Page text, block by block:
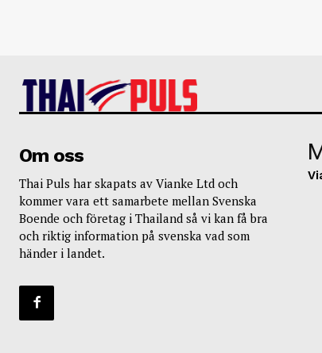
Om oss
Thai Puls har skapats av Vianke Ltd och
kommer vara ett samarbete mellan Svenska
Boende och företag i Thailand så vi kan få bra
och riktig information på svenska vad som
händer i landet.